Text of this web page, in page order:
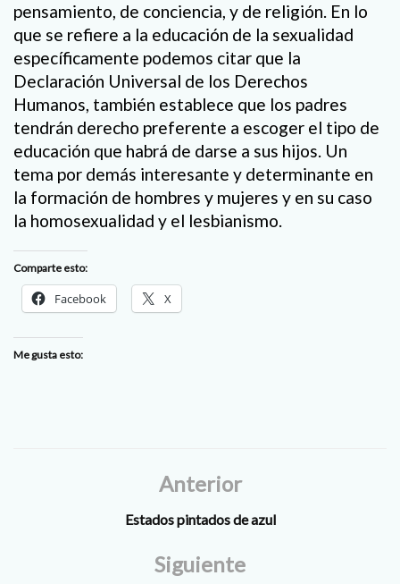
pensamiento, de conciencia, y de religión. En lo
que se refiere a la educación de la sexualidad
específicamente podemos citar que la
Declaración Universal de los Derechos
Humanos, también establece que los padres
tendrán derecho preferente a escoger el tipo de
educación que habrá de darse a sus hijos. Un
tema por demás interesante y determinante en
la formación de hombres y mujeres y en su caso
la homosexualidad y el lesbianismo.
Comparte esto:
Facebook X
Me gusta esto:
Anterior
Estados pintados de azul
Siguiente